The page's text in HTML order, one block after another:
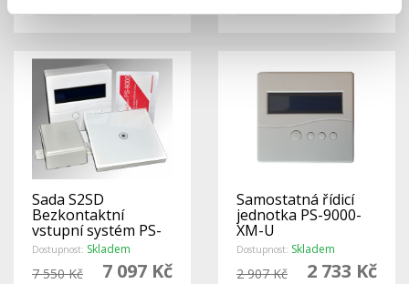
Sada S2SD
Bezkontaktní
vstupní systém PS-
9000 pro čtyři
vstupy
Dostupnost: Skladem
7 097 Kč
7 550 Kč
Samostatná řídicí
jednotka PS-9000-
XM-U
Dostupnost: Skladem
2 733 Kč
2 907 Kč